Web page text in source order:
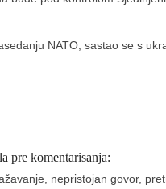
NATO, sastao se s
pre komentarisanja:
nepristojan govor,